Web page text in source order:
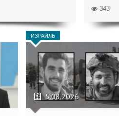
343
ИЗРАИЛЬ
5.08.2026